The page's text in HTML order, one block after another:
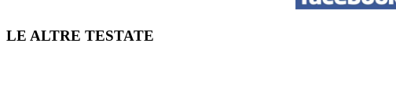
LE ALTRE TESTATE